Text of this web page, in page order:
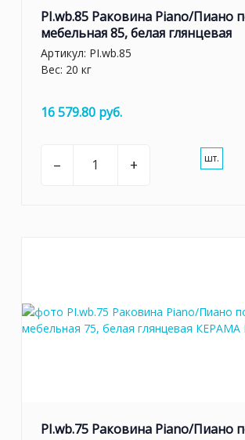
PI.wb.85 Раковина Piano/Пиано
мебельная 85, белая глянцевая
Артикул: PI.wb.85
Вес: 20 кг
16 579.80 руб.
– + шт.
PI.wb.75 Раковина Piano/Пиано